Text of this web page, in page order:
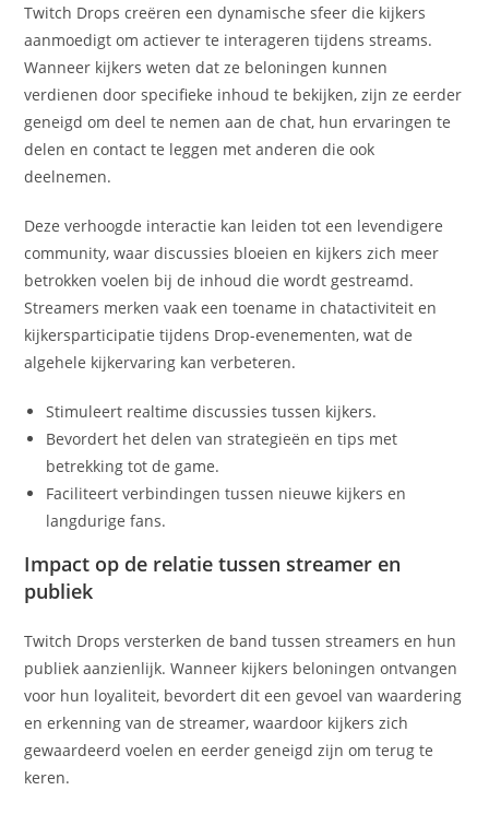
Twitch Drops creëren een dynamische sfeer die kijkers
aanmoedigt om actiever te interageren tijdens streams.
Wanneer kijkers weten dat ze beloningen kunnen
verdienen door specifieke inhoud te bekijken, zijn ze eerder
geneigd om deel te nemen aan de chat, hun ervaringen te
delen en contact te leggen met anderen die ook
deelnemen.
Deze verhoogde interactie kan leiden tot een levendigere
community, waar discussies bloeien en kijkers zich meer
betrokken voelen bij de inhoud die wordt gestreamd.
Streamers merken vaak een toename in chatactiviteit en
kijkersparticipatie tijdens Drop-evenementen, wat de
algehele kijkervaring kan verbeteren.
Stimuleert realtime discussies tussen kijkers.
Bevordert het delen van strategieën en tips met
betrekking tot de game.
Faciliteert verbindingen tussen nieuwe kijkers en
langdurige fans.
Impact op de relatie tussen streamer en
publiek
Twitch Drops versterken de band tussen streamers en hun
publiek aanzienlijk. Wanneer kijkers beloningen ontvangen
voor hun loyaliteit, bevordert dit een gevoel van waardering
en erkenning van de streamer, waardoor kijkers zich
gewaardeerd voelen en eerder geneigd zijn om terug te
keren.